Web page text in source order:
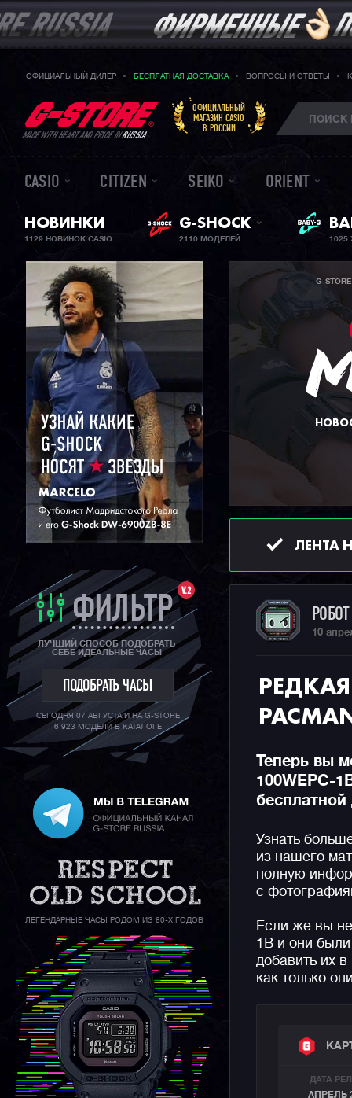
ОФИЦИАЛЬНЫЙ ДИЛЕР БЕСПЛАТНАЯ ДОСТАВКА ВОПРОСЫ И ОТВЕТЫ
MADE WITH HEART AND PRIDE INRUSSIA
ОФИЦИАЛЬНЫЙ
МАГАЗИН CASIO
В РОССИИ
CASIO CITIZEN SEIKO ORIENT
НОВИНКИ
1129 НОВИНОК CASIO
G-SHOCK
2110 МОДЕЛЕЙ
V.2
ФИЛЬТР
ЛУЧШИЙ СПОСОБ ПОДОБРАТЬ
СЕБЕ ИДЕАЛЬНЫЕ ЧАСЫ
ПОДОБРАТЬ ЧАСЫ
СЕГОДНЯ 07 АВГУСТА И НА G-STORE
6 923 МОДЕЛИ В КАТАЛОГЕ
ЛЕГЕНДАРНЫЕ ЧАСЫ РОДОМ ИЗ 80-Х ГОДОВ
G-STORE
ЛЕНТА
10
Теперь вы
100WEPC-
Узнать
из нашего
полную
с
Если же вы
1B и они
добавить их
как только
ДАТА
АПРЕЛЬ